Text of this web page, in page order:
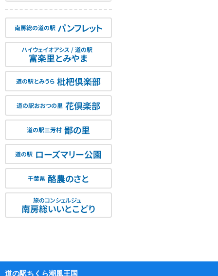
南房総の道の駅 パンフレット
ハイウェイオアシス / 道の駅
富楽里とみやま
道の駅とみうら 枇杷倶楽部
道の駅おおつの里 花倶楽部
道の駅三芳村 鄙の里
道の駅 ローズマリー公園
千葉県 酪農のさと
旅のコンシェルジュ
南房総いいとこどり
道の駅ちくら潮風王国